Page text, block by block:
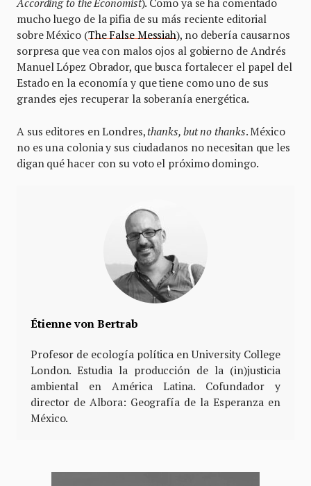
According to the Economist). Como ya se ha comentado
mucho luego de la pifia de su más reciente editorial
sobre México (The False Messiah), no debería causarnos
sorpresa que vea con malos ojos al gobierno de Andrés
Manuel López Obrador, que busca fortalecer el papel del
Estado en la economía y que tiene como uno de sus
grandes ejes recuperar la soberanía energética.
A sus editores en Londres,thanks, but no thanks. México
no es una colonia y sus ciudadanos no necesitan que les
digan qué hacer con su voto el próximo domingo.
Étienne von Bertrab
Profesor de ecología política en University College
London. Estudia la producción de la (in)justicia
ambiental en América Latina. Cofundador y
director de Albora: Geografía de la Esperanza en
México.